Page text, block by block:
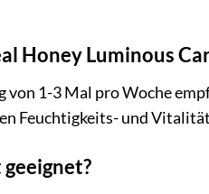
Honey Luminous
1-3 Mal pro Woche
Feuchtigkeits- und